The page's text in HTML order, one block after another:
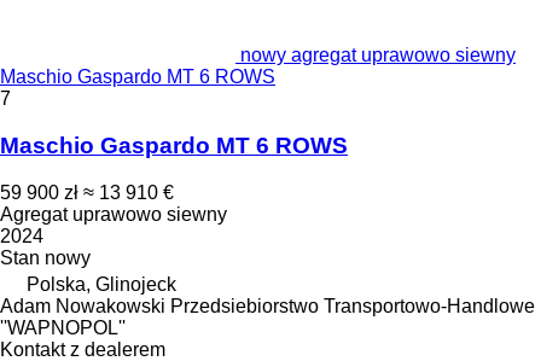
nowy agregat uprawowo siewny
Maschio Gaspardo MT 6 ROWS
7
Maschio Gaspardo MT 6 ROWS
59 900 zł ≈ 13 910 €
Agregat uprawowo siewny
2024
Stan nowy
Polska, Glinojeck
Adam Nowakowski Przedsiebiorstwo Transportowo-Handlowe
''WAPNOPOL''
Kontakt z dealerem